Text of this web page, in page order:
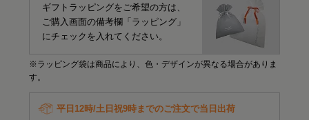
ギフトラッピングをご希望の方は、
ご購入画面の備考欄「ラッピング」
にチェックを入れてください。
※ラッピング袋は商品により、色・デザインが異なる場合がありま
す。
平日12時/土日祝9時までのご注文で当日出荷